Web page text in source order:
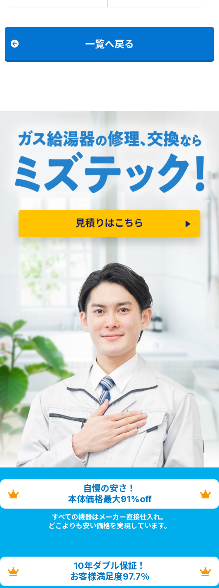
換
一覧へ戻る
見積りはこちら
自慢の安さ！
本体価格最大91%off
すべての機器はメーカー直接仕入れ。
どこよりも安い価格を実現しています。
10年ダブル保証！
お客様満足度97.7％